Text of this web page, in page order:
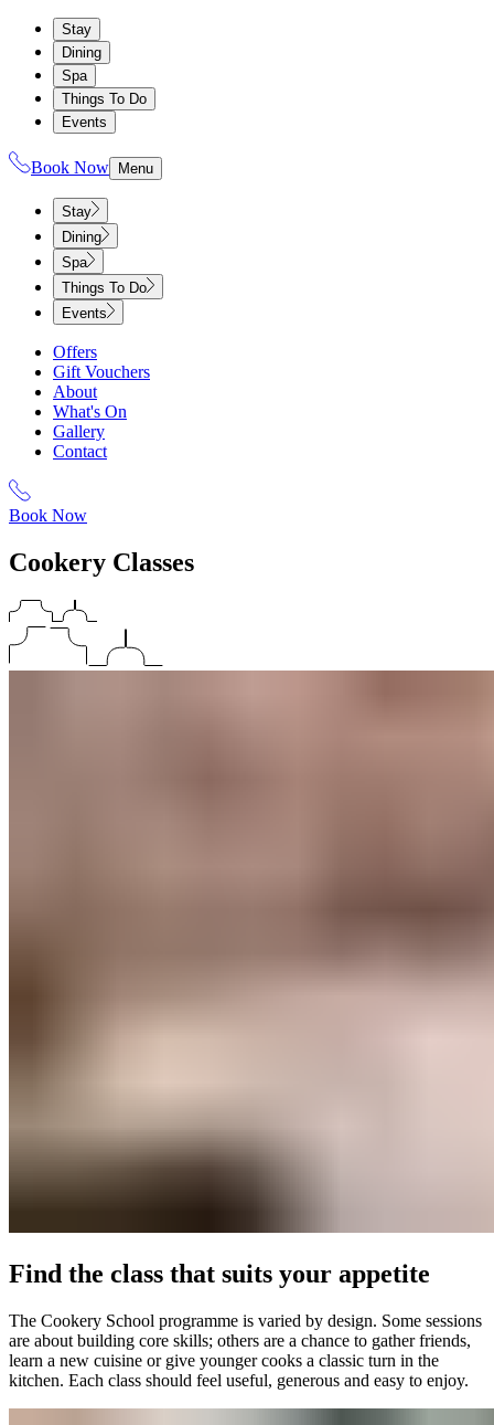
Stay
Dining
Spa
Things To Do
Events
Book Now Menu
Stay
Dining
Spa
Things To Do
Events
Offers
Gift Vouchers
About
What's On
Gallery
Contact
Book Now
Cookery Classes​​​​‌ ‍ ​‍​‍‌‍ ‌ ​‍‌‍‍‌‌‍‌ ‌‍‍‌‌‍ ‍​‍​‍​ ‍‍​‍​‍‌ ​ ‌‍​‌‌‍ ‍‌‍‍‌‌ ‌​‌ ‍‌​‍ ‍‌‍‍‌‌‍ ​‍​‍​‍ ​​‍​‍‌‍‍​‌ ​‍‌‍‌‌‌‍‌‍​‍​‍​ ‍‍​‍​‍‌‍‍​‌ ‌​‌ ‌​‌ ​​‌ ​ ​ ‍‍​‍ ​‍ ‌‍ ​​‍ ‌‌‍​‌‌‍ ‍‌‍‌​​‍ ‌‌ ​‍​‍ ‌‌‍‍​‌‍ ‌ ‌​‌‍‌‌‌‍ ​‌ ​ ​‍ ‌‌ ​ ‌ ‌​‌ ‌‌‌‍‌​‌‍‍‌‌‍ ​‍ ‍‌ ‌‍‌‍‌‌‌ ​‍‌‍​ ‌‍‌‌‌‍ ​​‍ ‍‌‍​‌‌ ​​‌ ​​​‍ ‌‍‍‌‌‍ ‍‌ ‌​‌‍‌‌‌‍ ‍‌ ‌​​‍ ‌‍‌‌‌‍‌​‌‍‍‌‌ ‌​​‍ ‌‍ ‌‌‍ ‌‍‌​‌‍‌‌​ ‌‌ ​​‌ ​‍‌‍‌‌‌ ​ ‌‍‌‌‌‍ ‍‌ ‌​‌‍​‌‌ ‌​‌‍‍‌‌‍ ‌‍ ‍​ ‍ ‌‍‍‌‌‍‌​​ ‌‌‍‍​‌‍ ‌ ‌​‌‍‌‌‌‍ ​‌​​ ‌‍ ​‌‍​‌‌ ​ ‌ ​ ‌​‍‌‌‍ ‍‌‍‌​‌‍‌‌‌ ‍​​‍ ‌​ ‍‌​ ​ ​ ‌‌​ ‌‌​ ​‍‌‍​‌​ ‌‍‌‍​ ​‍ ‌​ ​​​ ​‌‌‍‌​​ ‍‌​‍ ‌​ ‌​​ ‌‍​ ‌‌‌‍‌​​‍ ‌‌‍​‍​ ‌ ​ ​ ​ ‌‍​‍ ‌​ ‌‍​ ‍​​ ‌​‌‍​‍‌‍​ ​ ‌‌​ ​‍‌‍​‍​ ‌‍​ ​​​ ‌‌​ ‌‌​ ‍ ‌ ‌​‌ ‍‌‌ ​​‌‍‌‌​ ‌‌‍‍​‌‍ ‌ ‌​‌‍‌‌‌‍ ​‌​​ ‌‍ ​‌‍​‌‌ ​ ‌ ​ ‌​‍‌‌‍ ‍‌‍‌​‌‍‌‌‌ ‍​​ ‍ ‌ ​​‌‍​‌‌ ‌​‌‍‍​​ ‌‌ ​​‌‍​‌‌‍‌ ‌‍‌‌‌​​‍‌ ‌‌‌‍‍‌‌‍ ​‌‍‌​‌‍‌‌‌ ​‍​‍‌‌​ ‌‌‌​​‍‌‌ ‌‍‍ ‌‍‌‌‌ ‍‌​‍‌‌​ ​ ‌​‌​​‍‌‌​ ​ ‌​‌​​‍‌‌​ ​‍​ ​‍‌‍​‍‌‍​‍​ ​​​ ​‍​ ‌‌​ ‌‍​ ​ ‌‍​ ​ ​‍​ ​​​ ‌‍​ ‍‌​‍‌‌​ ​‍​ ​‍​‍‌‌​ ‌‌‌​‌​​‍ ‍‌‍‍​‌‍‌‌‌‍​‌‌‍‌​‌‍‍‌‌‍ ‍‌‍‌ ​ ‌‍​‍‌‍​‌‌ ​ ‌‍‌‌‌‌‌‌‌ ​‍‌‍ ​​ ‌‌‍‍​‌ ‌​‌ ‌​‌ ​​‌ ​ ​‍‌‌​ ​ ‌​​‌​‍‌‌​ ​‍‌​‌‍​‍‌‌​ ​‍‌​‌‍‌‍ ​​‍ ‌‌‍​‌‌‍ ‍‌‍‌​​‍ ‌‌ ​‍​‍ ‌‌‍‍​‌‍ ‌ ‌​‌‍‌‌‌‍ ​‌ ​ ​‍ ‌‌ ​ ‌ ‌​‌ ‌‌‌‍‌​‌‍‍‌‌‍ ​‍ ‍‌ ‌‍‌‍‌‌‌ ​‍‌‍​ ‌‍‌‌‌‍ ​​‍ ‍‌‍​‌‌ ​​‌ ​​​‍‌‍‌‍‍‌‌‍‌​​ ‌‌‍‍​‌‍ ‌ ‌​‌‍‌‌‌‍ ​‌​​ ‌‍ ​‌‍​‌‌ ​ ‌ ​ ‌​‍‌‌‍ ‍‌‍‌​‌‍‌‌‌ ‍​​‍ ‌​ ‍‌​ ​ ​ ‌‌​ ‌‌​ ​‍‌‍​‌​ ‌‍‌‍​ ​‍ ‌​ ​​​ ​‌‌‍‌​​ ‍‌​‍ ‌​ ‌​​ ‌‍​ ‌‌‌‍‌​​‍ ‌‌‍​‍​ ‌ ​ ​ ​ ‌‍​‍ ‌​ ‌‍​ ‍​​ ‌​‌‍​‍‌‍​ ​ ‌‌​ ​‍‌‍​‍​ ‌‍​ ​​​ ‌‌​ ‌‌​‍‌‍‌ ‌​‌ ‍‌‌ ​​‌‍‌‌​ ‌‌‍‍​‌‍ ‌ ‌​‌‍‌‌‌‍ ​‌​​ ‌‍ ​‌‍​‌‌ ​ ‌ ​ ‌​‍‌‌‍ ‍‌‍‌​‌‍‌‌‌ ‍​​‍‌‍‌ ​​‌‍​‌‌ ‌​‌‍‍​​ ‌‌ ​​‌‍​‌‌‍‌ ‌‍‌‌‌​​‍‌ ‌‌‌‍‍‌‌‍ ​‌‍‌​‌‍‌‌‌ ​‍​‍‌‌​ ‌‌‌​​‍‌‌ ‌‍‍ ‌‍‌‌‌ ‍‌​‍‌‌​ ​ ‌​‌​​‍‌‌​ ​ ‌​‌​​‍‌‌​ ​‍​ ​‍‌‍​‍‌‍​‍​ ​​​ ​‍​ ‌‌​ ‌‍​ ​ ‌‍​ ​ ​‍​ ​​​ ‌‍​ ‍‌​‍‌‌​ ​‍​ ​‍​‍‌‌​ ‌‌‌​‌​​‍ ‍‌‍‍​‌‍‌‌‌‍​‌‌‍‌​‌‍‍‌‌‍ ‍‌‍‌ ​‍‌‍‌ ​​‌‍‌‌‌ ​‍‌ ​ ‌ ​​‌‍‌‌‌‍​ ‌ ‌​‌‍‍‌‌ ‌‍‌‍‌‌​ ‌‌ ​​‌ ‌‌‌‍​‍‌‍ ​‌‍‍‌‌ ​ ‌‍‍​‌‍‌‌‌‍‌​​‍​‍‌ ‌
Find the class that suits your appetite​​​​‌ ‍ ​‍​‍‌‍ ‌ ​‍‌‍‍‌‌‍‌ ‌‍‍‌‌‍ ‍​‍​‍​ ‍‍​‍​‍‌ ​ ‌‍​‌‌‍ ‍‌‍‍‌‌ ‌​‌ ‍‌​‍ ‍‌‍‍‌‌‍ ​‍​‍​‍ ​​‍​‍‌‍‍​‌ ​‍‌‍‌‌‌‍‌‍​‍​‍​ ‍‍​‍​‍‌‍‍​‌ ‌​‌ ‌​‌ ​​‌ ​ ​ ‍‍​‍ ​‍ ‌‍ ​​‍ ‌‌‍​‌‌‍ ‍‌‍‌​​‍ ‌‌ ​‍​‍ ‌‌‍‍​‌‍ ‌ ‌​‌‍‌‌‌‍ ​‌ ​ ​‍ ‌‌ ​ ‌ ‌​‌ ‌‌‌‍‌​‌‍‍‌‌‍ ​‍ ‍‌ ‌‍‌‍‌‌‌ ​‍‌‍​ ‌‍‌‌‌‍ ​​‍ ‍‌‍​‌‌ ​​‌ ​​​‍ ‌‍‍‌‌‍ ‍‌ ‌​‌‍‌‌‌‍ ‍‌ ‌​​‍ ‌‍‌‌‌‍‌​‌‍‍‌‌ ‌​​‍ ‌‍ ‌‌‍ ‌‍‌​‌‍‌‌​ ‌‌ ​​‌ ​‍‌‍‌‌‌ ​ ‌‍‌‌‌‍ ‍‌ ‌​‌‍​‌‌ ‌​‌‍‍‌‌‍ ‌‍ ‍​ ‍ ‌‍‍‌‌‍‌​​ ‌‌‍‍​‌‍ ‌ ‌​‌‍‌‌‌‍ ​‌​​ ‌‍ ​‌‍​‌‌ ​ ‌ ​ ‌​‍‌‌‍ ‍‌‍‌​‌‍‌‌‌ ‍​​‍ ‌​ ‍‌​ ​ ​ ‌‌​ ‌‌​ ​‍‌‍​‌​ ‌‍‌‍​ ​‍ ‌​ ​​​ ​‌‌‍‌​​ ‍‌​‍ ‌​ ‌​​ ‌‍​ ‌‌‌‍‌​​‍ ‌‌‍​‍​ ‌ ​ ​ ​ ‌‍​‍ ‌​ ‌‍​ ‍​​ ‌​‌‍​‍‌‍​ ​ ‌‌​ ​‍‌‍​‍​ ‌‍​ ​​​ ‌‌​ ‌‌​ ‍ ‌ ‌​‌ ‍‌‌ ​​‌‍‌‌​ ‌‌‍‍​‌‍ ‌ ‌​‌‍‌‌‌‍ ​‌​​ ‌‍ ​‌‍​‌‌ ​ ‌ ​ ‌​‍‌‌‍ ‍‌‍‌​‌‍‌‌‌ ‍​​ ‍ ‌ ​​‌‍​‌‌ ‌​‌‍‍​​ ‌‌ ​​‌‍​‌‌‍‌ ‌‍‌‌‌​​‍‌ ‌‌‌‍‍‌‌‍ ​‌‍‌​‌‍‌‌‌ ​‍​‍‌‌​ ‌‌‌​​‍‌‌ ‌‍‍ ‌‍‌‌‌ ‍‌​‍‌‌​ ​ ‌​‌​​‍‌‌​ ​ ‌​‌​​‍‌‌​ ​‍​ ​‍‌‍​‍​ ‌ ​ ​​​ ​​‌‍​‌​ ‌‍​ ‌ ​ ​​‌‍​ ‌‍‌‌‌‍​‌​ ‌​​‍‌‌​ ​‍​ ​‍​‍‌‌​ ‌‌‌​‌​​‍ ‍‌‍‍​‌‍‌‌‌‍​‌‌‍‌​‌‍‍‌‌‍ ‍‌‍‌ ​ ‌‍​‍‌‍​‌‌ ​ ‌‍‌‌‌‌‌‌‌ ​‍‌‍ ​​ ‌‌‍‍​‌ ‌​‌ ‌​‌ ​​‌ ​ ​‍‌‌​ ​ ‌​​‌​‍‌‌​ ​‍‌​‌‍​‍‌‌​ ​‍‌​‌‍‌‍ ​​‍ ‌‌‍​‌‌‍ ‍‌‍‌​​‍ ‌‌ ​‍​‍ ‌‌‍‍​‌‍ ‌ ‌​‌‍‌‌‌‍ ​‌ ​ ​‍ ‌‌ ​ ‌ ‌​‌ ‌‌‌‍‌​‌‍‍‌‌‍ ​‍ ‍‌ ‌‍‌‍‌‌‌ ​‍‌‍​ ‌‍‌‌‌‍ ​​‍ ‍‌‍​‌‌ ​​‌ ​​​‍‌‍‌‍‍‌‌‍‌​​ ‌‌‍‍​‌‍ ‌ ‌​‌‍‌‌‌‍ ​‌​​ ‌‍ ​‌‍​‌‌ ​ ‌ ​ ‌​‍‌‌‍ ‍‌‍‌​‌‍‌‌‌ ‍​​‍ ‌​ ‍‌​ ​ ​ ‌‌​ ‌‌​ ​‍‌‍​‌​ ‌‍‌‍​ ​‍ ‌​ ​​​ ​‌‌‍‌​​ ‍‌​‍ ‌​ ‌​​ ‌‍​ ‌‌‌‍‌​​‍ ‌‌‍​‍​ ‌ ​ ​ ​ ‌‍​‍ ‌​ ‌‍​ ‍​​ ‌​‌‍​‍‌‍​ ​ ‌‌​ ​‍‌‍​‍​ ‌‍​ ​​​ ‌‌​ ‌‌​‍‌‍‌ ‌​‌ ‍‌‌ ​​‌‍‌‌​ ‌‌‍‍​‌‍ ‌ ‌​‌‍‌‌‌‍ ​‌​​ ‌‍ ​‌‍​‌‌ ​ ‌ ​ ‌​‍‌‌‍ ‍‌‍‌​‌‍‌‌‌ ‍​​‍‌‍‌ ​​‌‍​‌‌ ‌​‌‍‍​​ ‌‌ ​​‌‍​‌‌‍‌ ‌‍‌‌‌​​‍‌ ‌‌‌‍‍‌‌‍ ​‌‍‌​‌‍‌‌‌ ​‍​‍‌‌​ ‌‌‌​​‍‌‌ ‌‍‍ ‌‍‌‌‌ ‍‌​‍‌‌​ ​ ‌​‌​​‍‌‌​ ​ ‌​‌​​‍‌‌​ ​‍​ ​‍‌‍​‍​ ‌ ​ ​​​ ​​‌‍​‌​ ‌‍​ ‌ ​ ​​‌‍​ ‌‍‌‌‌‍​‌​ ‌​​‍‌‌​ ​‍​ ​‍​‍‌‌​ ‌‌‌​‌​​‍ ‍‌‍‍​‌‍‌‌‌‍​‌‌‍‌​‌‍‍‌‌‍ ‍‌‍‌ ​‍‌‍‌ ​​‌‍‌‌‌ ​‍‌ ​ ‌ ​​‌‍‌‌‌‍​ ‌ ‌​‌‍‍‌‌ ‌‍‌‍‌‌​ ‌‌ ​​‌ ‌‌‌‍​‍‌‍ ​‌‍‍‌‌ ​ ‌‍‍​‌‍‌‌‌‍‌​​‍​‍‌ ‌
The Cookery School programme is varied by design. Some sessions
are about building core skills; others are a chance to gather friends,
learn a new cuisine or give younger cooks a classic turn in the
kitchen. Each class should feel useful, generous and easy to enjoy.​​​​‌ ‍ ​‍​‍‌‍ ‌ ​‍‌‍‍‌‌‍‌ ‌‍‍‌‌‍ ‍​‍​‍​ ‍‍​‍​‍‌ ​ ‌‍​‌‌‍ ‍‌‍‍‌‌ ‌​‌ ‍‌​‍ ‍‌‍‍‌‌‍ ​‍​‍​‍ ​​‍​‍‌‍‍​‌ ​‍‌‍‌‌‌‍‌‍​‍​‍​ ‍‍​‍​‍‌‍‍​‌ ‌​‌ ‌​‌ ​​‌ ​ ​ ‍‍​‍ ​‍ ‌‍ ​​‍ ‌‌‍​‌‌‍ ‍‌‍‌​​‍ ‌‌ ​‍​‍ ‌‌‍‍​‌‍ ‌ ‌​‌‍‌‌‌‍ ​‌ ​ ​‍ ‌‌ ​ ‌ ‌​‌ ‌‌‌‍‌​‌‍‍‌‌‍ ​‍ ‍‌ ‌‍‌‍‌‌‌ ​‍‌‍​ ‌‍‌‌‌‍ ​​‍ ‍‌‍​‌‌ ​​‌ ​​​‍ ‌‍‍‌‌‍ ‍‌ ‌​‌‍‌‌‌‍ ‍‌ ‌​​‍ ‌‍‌‌‌‍‌​‌‍‍‌‌ ‌​​‍ ‌‍ ‌‌‍ ‌‍‌​‌‍‌‌​ ‌‌ ​​‌ ​‍‌‍‌‌‌ ​ ‌‍‌‌‌‍ ‍‌ ‌​‌‍​‌‌ ‌​‌‍‍‌‌‍ ‌‍ ‍​ ‍ ‌‍‍‌‌‍‌​​ ‌‌‍‍​‌‍ ‌ ‌​‌‍‌‌‌‍ ​‌​​ ‌‍ ​‌‍​‌‌ ​ ‌ ​ ‌​‍‌‌‍ ‍‌‍‌​‌‍‌‌‌ ‍​​‍ ‌​ ‍‌​ ​ ​ ‌‌​ ‌‌​ ​‍‌‍​‌​ ‌‍‌‍​ ​‍ ‌​ ​​​ ​‌‌‍‌​​ ‍‌​‍ ‌​ ‌​​ ‌‍​ ‌‌‌‍‌​​‍ ‌‌‍​‍​ ‌ ​ ​ ​ ‌‍​‍ ‌​ ‌‍​ ‍​​ ‌​‌‍​‍‌‍​ ​ ‌‌​ ​‍‌‍​‍​ ‌‍​ ​​​ ‌‌​ ‌‌​ ‍ ‌ ‌​‌ ‍‌‌ ​​‌‍‌‌​ ‌‌‍‍​‌‍ ‌ ‌​‌‍‌‌‌‍ ​‌​​ ‌‍ ​‌‍​‌‌ ​ ‌ ​ ‌​‍‌‌‍ ‍‌‍‌​‌‍‌‌‌ ‍​​ ‍ ‌ ​​‌‍​‌‌ ‌​‌‍‍​​ ‌‌ ​​‌‍​‌‌‍‌ ‌‍‌‌‌​​‍‌ ‌‌‌‍‍‌‌‍ ​‌‍‌​‌‍‌‌‌ ​‍​‍‌‌​ ‌‌‌​​‍‌‌ ‌‍‍ ‌‍‌‌‌ ‍‌​‍‌‌​ ​ ‌​‌​​‍‌‌​ ​ ‌​‌​​‍‌‌​ ​‍​ ​‍‌‍​‍​ ‌ ​ ​​​ ​​‌‍​‌​ ‌‍​ ‌ ​ ​​‌‍​ ‌‍‌‌‌‍​‌​ ‌​​‍‌‌​ ​‍​ ​‍​‍‌‌​ ‌‌‌​‌​​‍ ‍‌‍​‍‌‍ ‌‍‌​‌ ‍‌​ ‌‍​‍‌‍​‌‌ ​ ‌‍‌‌‌‌‌‌‌ ​‍‌‍ ​​ ‌‌‍‍​‌ ‌​‌ ‌​‌ ​​‌ ​ ​‍‌‌​ ​ ‌​​‌​‍‌‌​ ​‍‌​‌‍​‍‌‌​ ​‍‌​‌‍‌‍ ​​‍ ‌‌‍​‌‌‍ ‍‌‍‌​​‍ ‌‌ ​‍​‍ ‌‌‍‍​‌‍ ‌ ‌​‌‍‌‌‌‍ ​‌ ​ ​‍ ‌‌ ​ ‌ ‌​‌ ‌‌‌‍‌​‌‍‍‌‌‍ ​‍ ‍‌ ‌‍‌‍‌‌‌ ​‍‌‍​ ‌‍‌‌‌‍ ​​‍ ‍‌‍​‌‌ ​​‌ ​​​‍‌‍‌‍‍‌‌‍‌​​ ‌‌‍‍​‌‍ ‌ ‌​‌‍‌‌‌‍ ​‌​​ ‌‍ ​‌‍​‌‌ ​ ‌ ​ ‌​‍‌‌‍ ‍‌‍‌​‌‍‌‌‌ ‍​​‍ ‌​ ‍‌​ ​ ​ ‌‌​ ‌‌​ ​‍‌‍​‌​ ‌‍‌‍​ ​‍ ‌​ ​​​ ​‌‌‍‌​​ ‍‌​‍ ‌​ ‌​​ ‌‍​ ‌‌‌‍‌​​‍ ‌‌‍​‍​ ‌ ​ ​ ​ ‌‍​‍ ‌​ ‌‍​ ‍​​ ‌​‌‍​‍‌‍​ ​ ‌‌​ ​‍‌‍​‍​ ‌‍​ ​​​ ‌‌​ ‌‌​‍‌‍‌ ‌​‌ ‍‌‌ ​​‌‍‌‌​ ‌‌‍‍​‌‍ ‌ ‌​‌‍‌‌‌‍ ​‌​​ ‌‍ ​‌‍​‌‌ ​ ‌ ​ ‌​‍‌‌‍ ‍‌‍‌​‌‍‌‌‌ ‍​​‍‌‍‌ ​​‌‍​‌‌ ‌​‌‍‍​​ ‌‌ ​​‌‍​‌‌‍‌ ‌‍‌‌‌​​‍‌ ‌‌‌‍‍‌‌‍ ​‌‍‌​‌‍‌‌‌ ​‍​‍‌‌​ ‌‌‌​​‍‌‌ ‌‍‍ ‌‍‌‌‌ ‍‌​‍‌‌​ ​ ‌​‌​​‍‌‌​ ​ ‌​‌​​‍‌‌​ ​‍​ ​‍‌‍​‍​ ‌ ​ ​​​ ​​‌‍​‌​ ‌‍​ ‌ ​ ​​‌‍​ ‌‍‌‌‌‍​‌​ ‌​​‍‌‌​ ​‍​ ​‍​‍‌‌​ ‌‌‌​‌​​‍ ‍‌‍​‍‌‍ ‌‍‌​‌ ‍‌​‍‌‍‌ ​​‌‍‌‌‌ ​‍‌ ​ ‌ ​​‌‍‌‌‌‍​ ‌ ‌​‌‍‍‌‌ ‌‍‌‍‌‌​ ‌‌ ​​‌ ‌‌‌‍​‍‌‍ ​‌‍‍‌‌ ​ ‌‍‍​‌‍‌‌‌‍‌​​‍​‍‌ ‌